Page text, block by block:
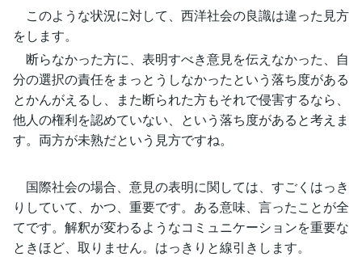
このような状況に対して、西洋社会の良識は違った見方
をします。
断らなかった方に、表明すべき意見を伝えなかった、自
分の選択の責任をまっとうしなかったという落ち度がある
とかんがえるし、また断られた方もそれで侵害するなら、
他人の権利を認めていない、という落ち度があると考えま
す。両方が未熟だという見方ですね。
国際社会の場合、意見の表明に関しては、すごくはっき
りしていて、かつ、重要です。ある意味、言ったことが全
てです。解釈が変わるようなコミュニケーションを重要な
ときほど、取りません。はっきりと線引きします。